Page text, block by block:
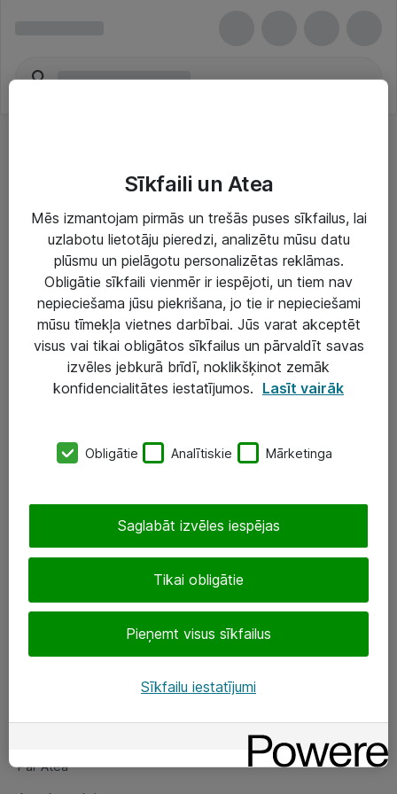
Risinājumi & Pakalpojumi
IT serviss un atbalsts
IT infrastruktūra
Darba vietu IT risinājumi
Serveri un datu centri
SIA „ATEA”
eShop@atea.lv
Sekojiet mums
Par Atea
Par Atea
Sīkfaili un Atea
Mēs izmantojam pirmās un trešās puses sīkfailus, lai
uzlabotu lietotāju pieredzi, analizētu mūsu datu
plūsmu un pielāgotu personalizētas reklāmas.
Obligātie sīkfaili vienmēr ir iespējoti, un tiem nav
nepieciešama jūsu piekrišana, jo tie ir nepieciešami
mūsu tīmekļa vietnes darbībai. Jūs varat akceptēt
visus vai tikai obligātos sīkfailus un pārvaldīt savas
izvēles jebkurā brīdī, noklikšķinot zemāk
konfidencialitātes iestatījumos. Lasīt vairāk
Obligātie Analītiskie Mārketinga
Tikai obligātie
Pieņemt visus sīkfailus
Saglabāt izvēles iespējas
Sīkfailu iestatījumi